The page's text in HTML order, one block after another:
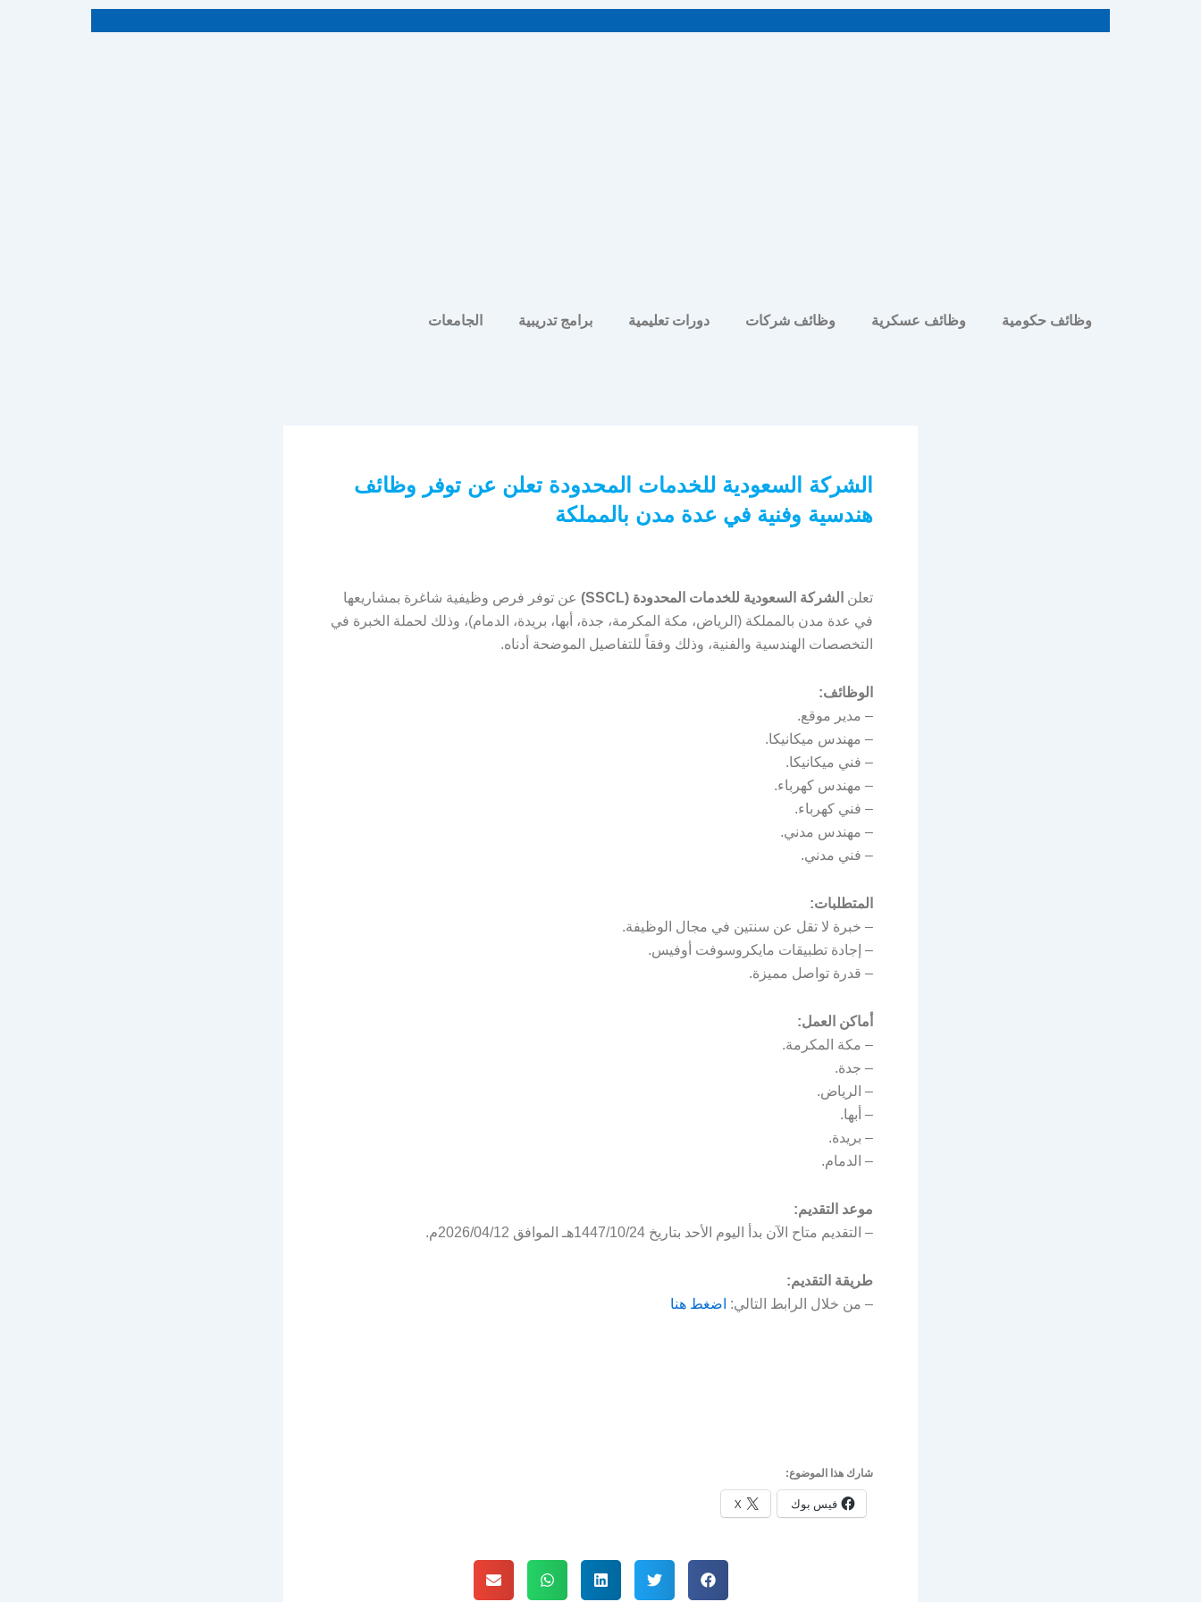
وظائف حكومية وظائف عسكرية وظائف شركات دورات تعليمية برامج تدريبية الجامعات
الشركة السعودية للخدمات المحدودة تعلن عن توفر وظائف
هندسية وفنية في عدة مدن بالمملكة
تعلن الشركة السعودية للخدمات المحدودة (SSCL)
عن توفر فرص وظيفية شاغرة بمشاريعها
في عدة مدن بالمملكة (الرياض، مكة المكرمة، جدة، أبها، بريدة، الدمام)، وذلك لحملة الخبرة في
التخصصات الهندسية والفنية، وذلك وفقاً للتفاصيل الموضحة أدناه.
الوظائف:
– مدير موقع.
– مهندس ميكانيكا.
– فني ميكانيكا.
– مهندس كهرباء.
– فني كهرباء.
– مهندس مدني.
– فني مدني.
المتطلبات:
– خبرة لا تقل عن سنتين في مجال الوظيفة.
– إجادة تطبيقات مايكروسوفت أوفيس.
– قدرة تواصل مميزة.
أماكن العمل:
– مكة المكرمة.
– جدة.
– الرياض.
– أبها.
– بريدة.
– الدمام.
موعد التقديم:
– التقديم متاح الآن بدأ اليوم الأحد بتاريخ 1447/10/24هـ الموافق 2026/04/12م.
طريقة التقديم:
– من خلال الرابط التالي: اضغط هنا
شارك هذا الموضوع:
فيس بوك X